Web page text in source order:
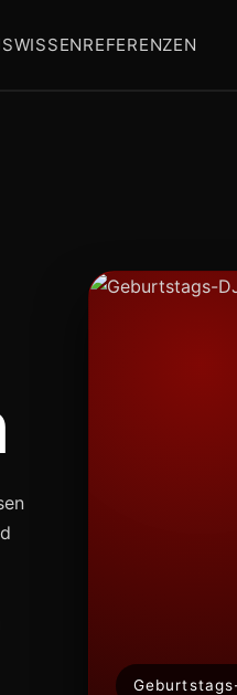
WISSENREFERENZEN